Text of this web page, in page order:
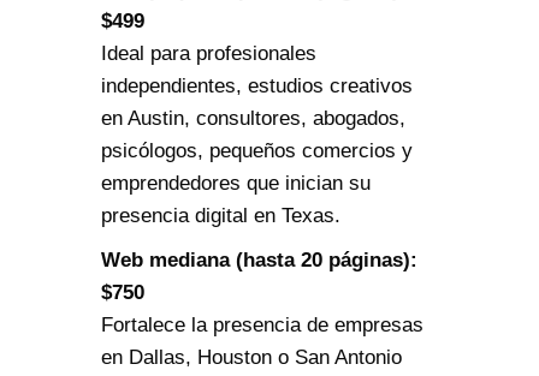
$499
Ideal para profesionales
independientes, estudios creativos
en Austin, consultores, abogados,
psicólogos, pequeños comercios y
emprendedores que inician su
presencia digital en Texas.
Web mediana (hasta 20 páginas):
$750
Fortalece la presencia de empresas
en Dallas, Houston o San Antonio